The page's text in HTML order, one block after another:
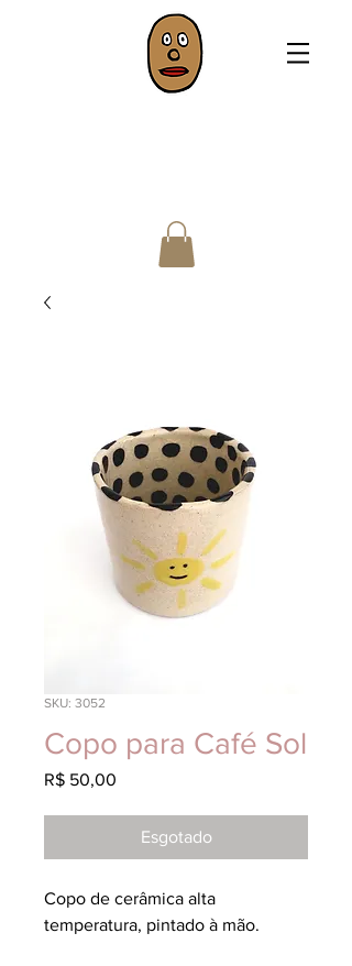
SKU: 3052
Copo para Café Sol
R$ 50,00
Esgotado
Copo de cerâmica alta
temperatura, pintado à mão.